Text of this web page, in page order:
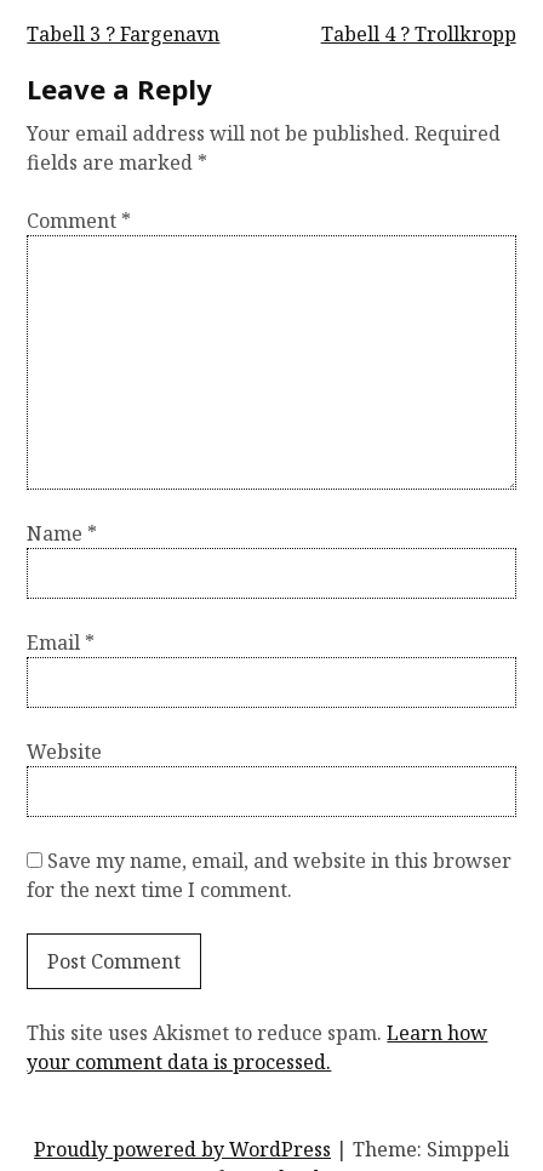
Post
navigation
Tabell 3 ? Fargenavn Tabell 4 ? Trollkropp
Leave a Reply
Your email address will not be published. Required
fields are marked *
Comment *
Name *
Email *
Website
Save my name, email, and website in this browser
for the next time I comment.
This site uses Akismet to reduce spam.Learn how
your comment data is processed.
Proudly powered by WordPress | Theme: Simppeli